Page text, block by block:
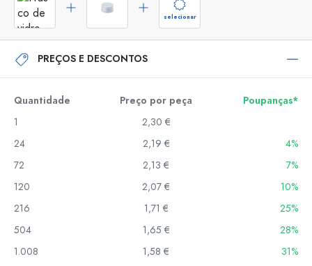
selecionar
PREÇOS E DESCONTOS
Quantidade Preço por peça
Poupanças*
1
2,30 €
24
2,19 €
4%
72
2,13 €
7%
120
2,07 €
10%
216
1,71 €
25%
504
1,65 €
28%
1.008
1,58 €
31%